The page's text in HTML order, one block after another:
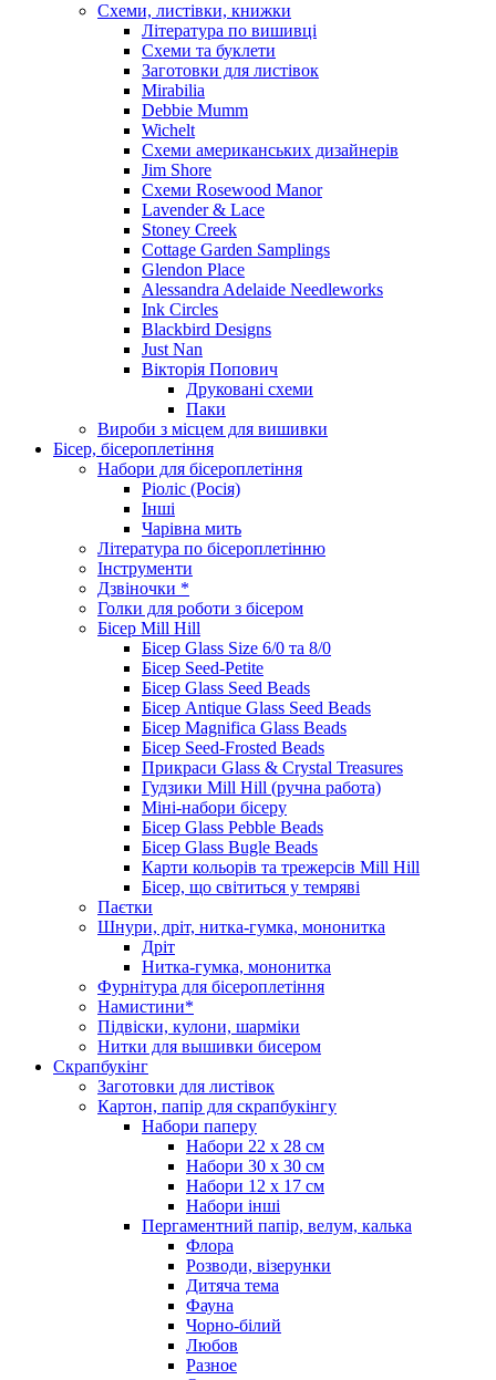
Схеми, листівки, книжки
Література по вишивці
Схеми та буклети
Заготовки для листівок
Mirabilia
Debbie Mumm
Wichelt
Схеми американських дизайнерів
Jim Shore
Cхеми Rosewood Manor
Lavender & Lace
Stoney Creek
Cottage Garden Samplings
Glendon Place
Alessandra Adelaide Needleworks
Ink Circles
Blackbird Designs
Just Nan
Вікторія Попович
Друковані схеми
Паки
Вироби з місцем для вишивки
Бісер, бісероплетіння
Набори для бісероплетіння
Ріоліс (Росія)
Інші
Чарівна мить
Література по бісероплетінню
Інструменти
Дзвіночки *
Голки для роботи з бісером
Бісер Mill Hill
Бісер Glass Size 6/0 та 8/0
Бісер Seed-Petite
Бісер Glass Seed Beads
Бісер Antique Glass Seed Beads
Бісер Magnifica Glass Beads
Бісер Seed-Frosted Beads
Прикраси Glass & Crystal Treasures
Гудзики Mill Hill (ручна работа)
Міні-набори бісеру
Бісер Glass Pebble Beads
Бісер Glass Bugle Beads
Карти кольорів та трежерсів Mill Hill
Бісер, що світиться у темряві
Паєтки
Шнури, дріт, нитка-гумка, мононитка
Дріт
Нитка-гумка, мононитка
Фурнітура для бісероплетіння
Намистини*
Підвіски, кулони, шарміки
Нитки для вышивки бисером
Скрапбукінг
Заготовки для листівок
Картон, папір для скрапбукінгу
Набори паперу
Набори 22 х 28 см
Набори 30 х 30 см
Набори 12 х 17 см
Набори інші
Пергаментний папір, велум, калька
Флора
Розводи, візерунки
Дитяча тема
Фауна
Чорно-білий
Любов
Разное